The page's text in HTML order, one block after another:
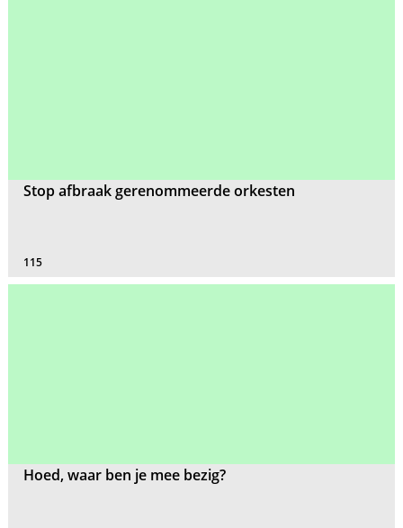
Stop afbraak gerenommeerde orkesten
115
Hoed, waar ben je mee bezig?